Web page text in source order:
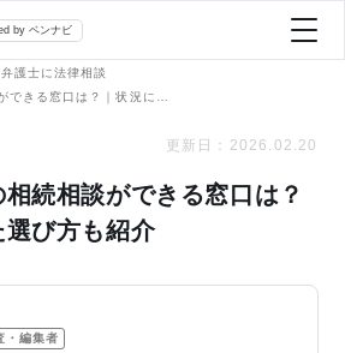
by ベンナビ
護士に法律相談
更新日： 2026.02.20
続相談ができる窓口は？
選び方も紹介
・編集者